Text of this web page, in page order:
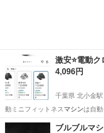
激安⭐️電動
4,096円
千葉県 北小金駅
動ミニフィットネス マシンは自
マシンを調節することがで… る
千葉 松戸市 北小金駅
ブルブルマ